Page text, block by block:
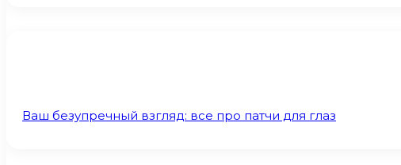
Ваш безупречный взгляд: все про патчи для глаз